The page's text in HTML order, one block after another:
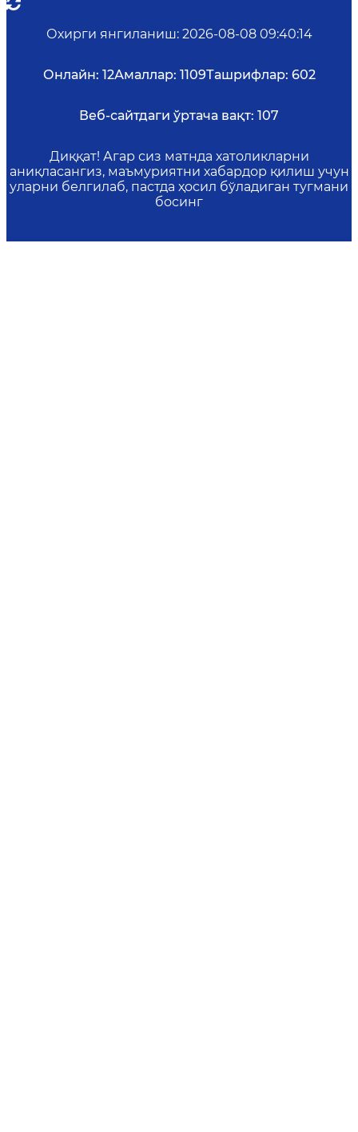
Охирги янгиланиш: 2026-08-08 09:40:14
Онлайн: 12Амаллар: 1109Ташрифлар: 602
Веб-сайтдаги ўртача вақт: 107
Диққат! Агар сиз матнда хатоликларни
аниқласангиз, маъмуриятни хабардор қилиш учун
уларни белгилаб, пастда ҳосил бўладиган тугмани
босинг